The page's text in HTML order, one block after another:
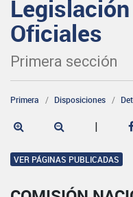
Oficiales
Primera sección
Primera Disposiciones
|
VER PÁGINAS PUBLICADAS